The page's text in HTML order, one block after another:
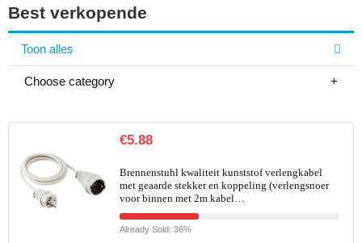
Best verkopende
Toon alles
Choose category
€5.88
Brennenstuhl kwaliteit kunststof verlengkabel
met geaarde stekker en koppeling (verlengsnoer
voor binnen met 2m kabel…
Already Sold: 36%